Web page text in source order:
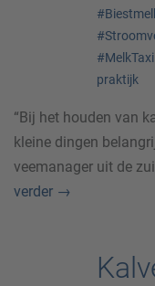
#MelkTaxi
praktijk
“Bij het houden van
kleine dingen
veemanager uit de
verder →